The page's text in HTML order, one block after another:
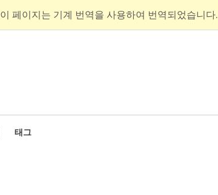
이 페이지는 기계 번역을 사용하여 번역되었습니다.
태그